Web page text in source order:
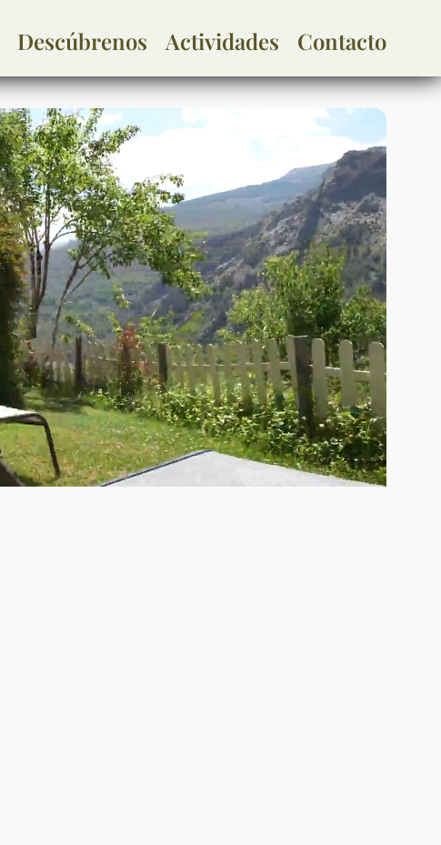
Descúbrenos Actividades Contacto